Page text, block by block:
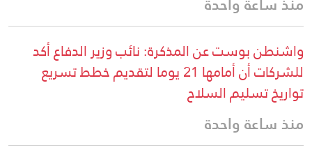
واشنطن بوست عن المذكرة: نائب وزير الدفاع أكد
للشركات أن أمامها 21 يوما لتقديم خطط تسريع
تواريخ تسليم السلاح
منذ ساعة واحدة